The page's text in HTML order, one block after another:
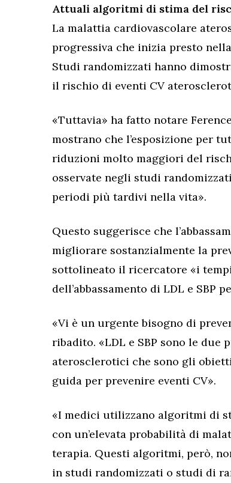
Attuali algoritmi di stima del
La malattia cardiovascolare
progressiva che inizia presto
Studi randomizzati hanno
il rischio di eventi CV
«Tuttavia» ha fatto notare
mostrano che l’esposizione per
riduzioni molto maggiori del
osservate negli studi
periodi più tardivi nella vita».
Questo suggerisce che
migliorare sostanzialmente la
sottolineato il ricercatore «i
dell’abbassamento di LDL e SBP
«Vi è un urgente bisogno di
ribadito. «LDL e SBP sono le
aterosclerotici che sono gli
guida per prevenire eventi CV».
«I medici utilizzano algoritmi di
con un’elevata probabilità di
terapia. Questi algoritmi, però,
in studi randomizzati o studi di